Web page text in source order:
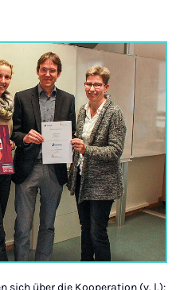
sich über die Kooperation (v. l.):